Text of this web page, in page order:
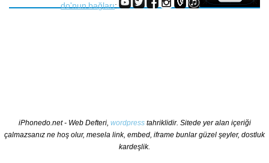
do'nun bağları:
iPhonedo.net - Web Defteri, wordpresstahriklidir. Sitede yer alan içeriği
çalmazsanız ne hoş olur, mesela link, embed, iframe bunlar güzel şeyler, dostluk
kardeşlik.